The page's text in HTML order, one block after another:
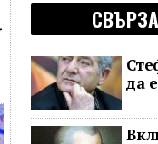
да